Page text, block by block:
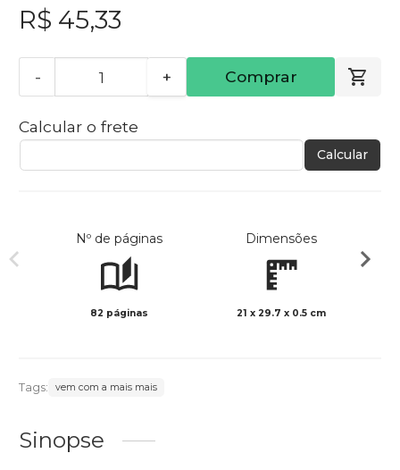
R$ 45,33
- + Comprar
Calcular o frete
Calcular
Nº de páginas
82 páginas
Dimensões
21 x 29.7 x 0.5 cm
Tags: vem com a mais mais
Sinopse